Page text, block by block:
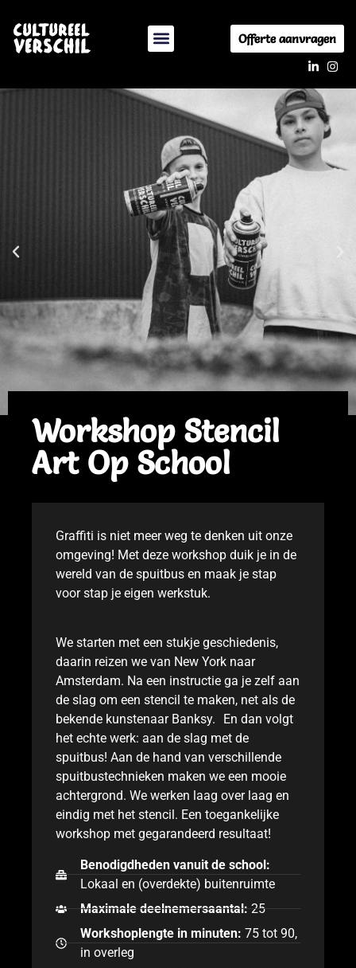
Offerte aanvragen
Workshop Stencil
Art Op School
Graffiti is niet meer weg te denken uit onze
omgeving! Met deze workshop duik je in de
wereld van de spuitbus en maak je stap
voor stap je eigen werkstuk.
We starten met een stukje geschiedenis,
daarin reizen we van New York naar
Amsterdam. Na een instructie ga je zelf aan
de slag om een stencil te maken, net als de
bekende kunstenaar Banksy. En dan volgt
het echte werk: aan de slag met de
spuitbus! Aan de hand van verschillende
spuitbustechnieken maken we een mooie
achtergrond. We werken laag over laag en
eindig met het stencil. Een toegankelijke
workshop met gegarandeerd resultaat!
Benodigdheden vanuit de school:
Lokaal en (overdekte) buitenruimte
Maximale deelnemersaantal:25
Workshoplengte in minuten: 75 tot 90,
in overleg